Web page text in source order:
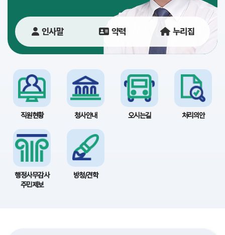
이
용
안
내
인사말 약력 누리집
직원현황 청사안내 오시는길 처리의안
행정사무감사
주민제보
방청/견학